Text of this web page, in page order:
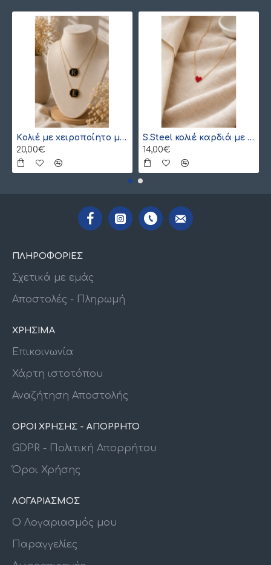
Kολιέ με xειροποίητο μονόγραμμα από γιαπωνέζικες χάντρες Miyuki , χρυσό
20,00€
S.Steel κολιέ καρδιά με γιαπωνέζικες χάντρες Miyuki κόκκινο-χρυσό
14,00€
ΠΛΗΡΟΦΟΡΙΕΣ
Σχετικά με εμάς
Αποστολές - Πληρωμή
ΧΡΗΣΙΜΑ
Επικοινωνία
Χάρτη ιστοτόπου
Αναζήτηση Αποστολής
ΟΡΟΙ ΧΡΗΣΗΣ - ΑΠΟΡΡΗΤΟ
GDPR - Πολιτική Απορρήτου
Όροι Χρήσης
ΛΟΓΑΡΙΑΣΜΟΣ
Ο Λογαριασμός μου
Παραγγελίες